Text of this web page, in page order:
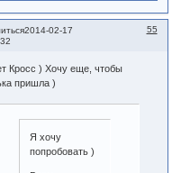
55
2014-02-17
Кросс ) Хочу еще, чтобы
пришла )
Я хочу
попробовать )